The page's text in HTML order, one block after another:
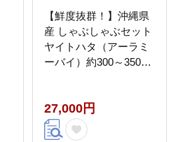
【鮮度抜群！】沖縄県
産 しゃぶしゃぶセット
ヤイトハタ（アーラミ
ーバイ）約300～350g
27,000円